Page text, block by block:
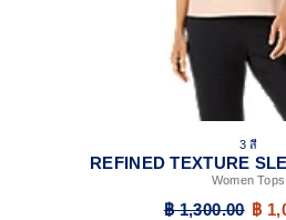
3 สี
REFINED TEXTURE
Women Tops
฿ 1,300.00 ฿